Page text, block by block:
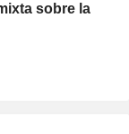
sobre la